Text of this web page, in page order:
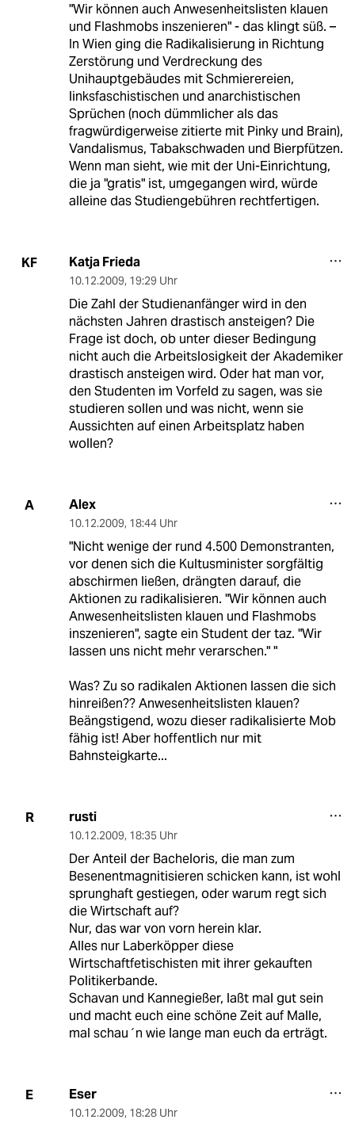
"Wir können auch Anwesenheitslisten klauen
und Flashmobs inszenieren" - das klingt süß. –
In Wien ging die Radikalisierung in Richtung
Zerstörung und Verdreckung des
Unihauptgebäudes mit Schmierereien,
linksfaschistischen und anarchistischen
Sprüchen (noch dümmlicher als das
fragwürdigerweise zitierte mit Pinky und Brain),
Vandalismus, Tabakschwaden und Bierpfützen.
Wenn man sieht, wie mit der Uni-Einrichtung,
die ja "gratis" ist, umgegangen wird, würde
alleine das Studiengebühren rechtfertigen.
KF Katja Frieda
10.12.2009, 19:29 Uhr
Die Zahl der Studienanfänger wird in den
nächsten Jahren drastisch ansteigen? Die
Frage ist doch, ob unter dieser Bedingung
nicht auch die Arbeitslosigkeit der Akademiker
drastisch ansteigen wird. Oder hat man vor,
den Studenten im Vorfeld zu sagen, was sie
studieren sollen und was nicht, wenn sie
Aussichten auf einen Arbeitsplatz haben
wollen?
A Alex
10.12.2009, 18:44 Uhr
"Nicht wenige der rund 4.500 Demonstranten,
vor denen sich die Kultusminister sorgfältig
abschirmen ließen, drängten darauf, die
Aktionen zu radikalisieren. "Wir können auch
Anwesenheitslisten klauen und Flashmobs
inszenieren", sagte ein Student der taz. "Wir
lassen uns nicht mehr verarschen." "
Was? Zu so radikalen Aktionen lassen die sich
hinreißen?? Anwesenheitslisten klauen?
Beängstigend, wozu dieser radikalisierte Mob
fähig ist! Aber hoffentlich nur mit
Bahnsteigkarte...
R rusti
10.12.2009, 18:35 Uhr
Der Anteil der Bacheloris, die man zum
Besenentmagnitisieren schicken kann, ist wohl
sprunghaft gestiegen, oder warum regt sich
die Wirtschaft auf?
Nur, das war von vorn herein klar.
Alles nur Laberköpper diese
Wirtschaftfetischisten mit ihrer gekauften
Politikerbande.
Schavan und Kannegießer, laßt mal gut sein
und macht euch eine schöne Zeit auf Malle,
mal schau´n wie lange man euch da erträgt.
E Eser
10.12.2009, 18:28 Uhr